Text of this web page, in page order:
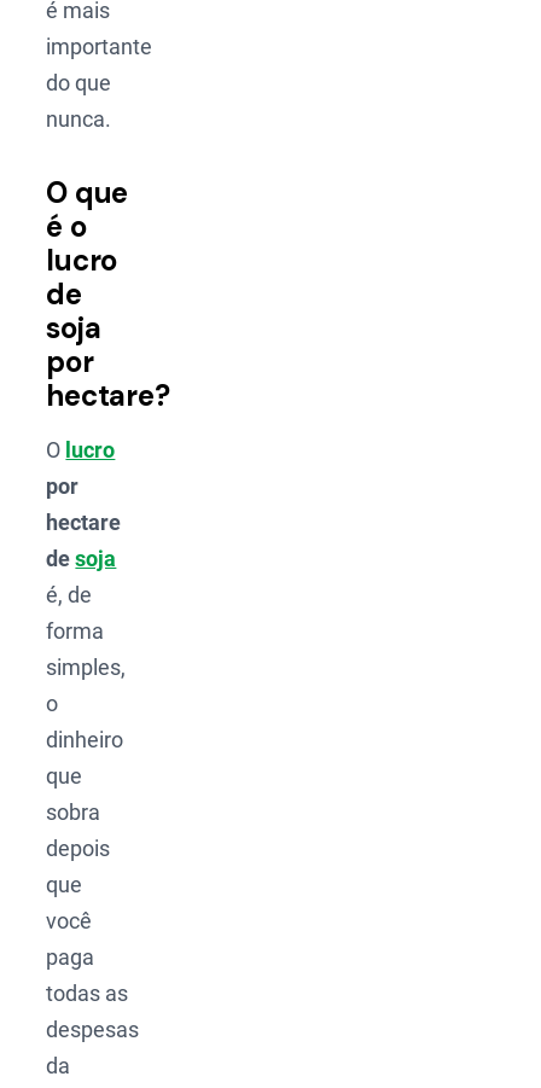
é mais
importante
do que
nunca.
O que
é o
lucro
de
soja
por
hectare?
O lucro
por
hectare
desoja
é, de
forma
simples,
o
dinheiro
que
sobra
depois
que
você
paga
todas as
despesas
da